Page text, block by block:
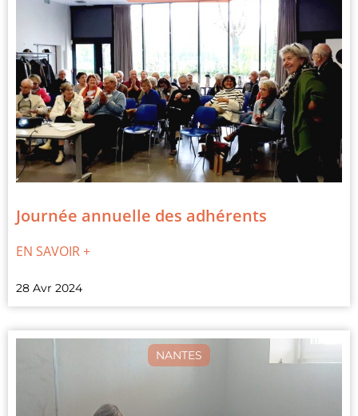
Journée annuelle des adhérents
EN SAVOIR +
28 Avr 2024
NANTES